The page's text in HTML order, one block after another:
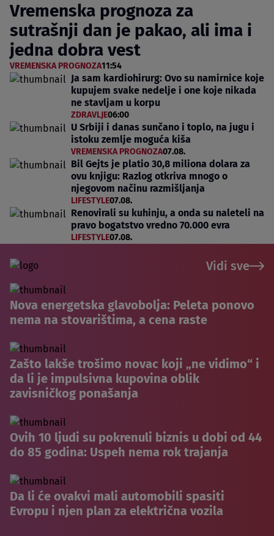
Vremenska prognoza za
sutrašnji dan je pakao, ali ima i
jedna dobra vest
VREMENSKA PROGNOZA11:54
Ja sam kardiohirurg: Ovo su namirnice koje
kupujem svake nedelje i one koje nikada
ne stavljam u korpu
ZDRAVLJE06:00
U Srbiji i danas sunčano i toplo, na jugu i
istoku zemlje moguća kiša
VREMENSKA PROGNOZA07.08.
Bil Gejts je platio 30,8 miliona dolara za
ovu knjigu: Razlog otkriva mnogo o
njegovom načinu razmišljanja
LIFESTYLE07.08.
Renovirali su kuhinju, a onda su naleteli na
pravo bogatstvo vredno 70.000 evra
LIFESTYLE07.08.
Vidi sve
Nova energetska glavobolja: Peleta ponovo
nema na stovarištima, a cena raste
Zašto lakše trošimo novac koji „ne vidimo“ i
da li je impulsivna kupovina oblik
zavisničkog ponašanja
Ovih 10 ljudi su pokrenuli biznis u dobi od 44
do 85 godina: Uspeh nema rok trajanja
Da li će ovakvi mali automobili spasiti
Evropu i njen plan za električna vozila